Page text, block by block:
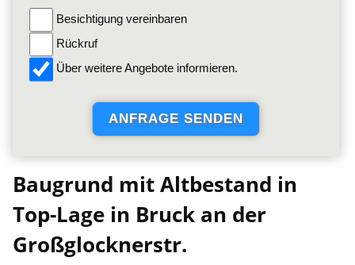
Besichtigung vereinbaren
Rückruf
Über weitere Angebote informieren.
Baugrund mit Altbestand in
Top-Lage in Bruck an der
Großglocknerstr.